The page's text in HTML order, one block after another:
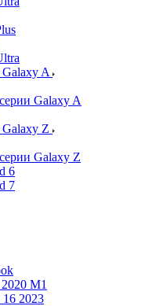
A
Galaxy A
Z
Galaxy Z
6
7
M1
2023